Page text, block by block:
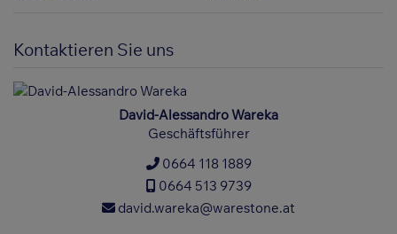
Kontaktieren Sie uns
David-Alessandro Wareka
Geschäftsführer
0664 118 1889
0664 513 9739
david.wareka@warestone.at